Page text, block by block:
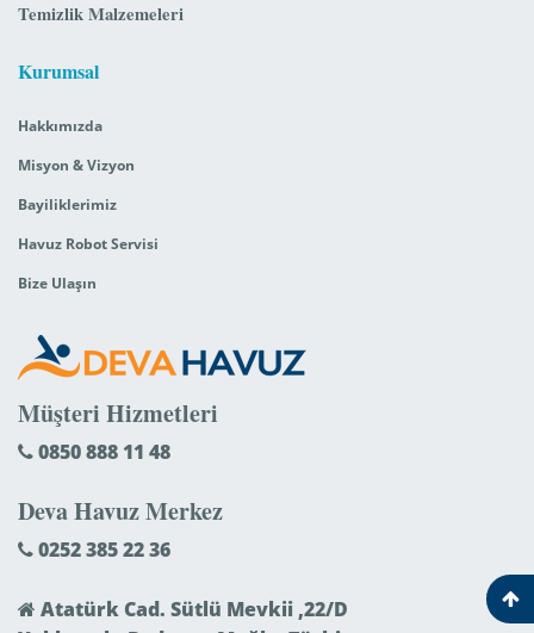
Temizlik Malzemeleri
Kurumsal
Hakkımızda
Misyon & Vizyon
Bayiliklerimiz
Havuz Robot Servisi
Bize Ulaşın
Müşteri Hizmetleri
0850 888 11 48
Deva Havuz Merkez
0252 385 22 36
Atatürk Cad. Sütlü Mevkii ,22/D